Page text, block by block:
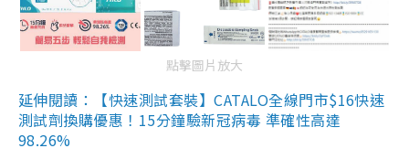
點擊圖片放大
延伸閱讀：【快速測試套裝】CATALO全線門市$16快速
測試劑換購優惠！15分鐘驗新冠病毒 準確性高達
98.26%